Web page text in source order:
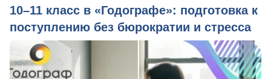
10–11 класс в «Годографе»: подготовка к
поступлению без бюрократии и стресса